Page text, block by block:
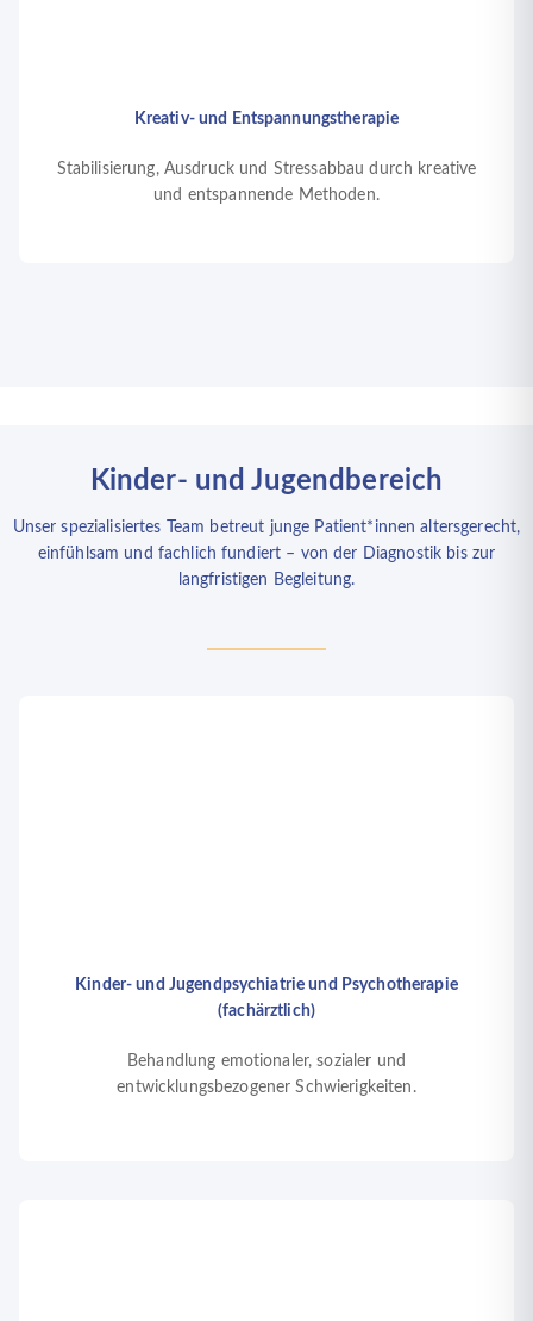
Kreativ- und Entspannungstherapie
Stabilisierung, Ausdruck und Stressabbau durch kreative
und entspannende Methoden.
Kinder- und Jugendbereich
Unser spezialisiertes Team betreut junge Patient*innen altersgerecht,
einfühlsam und fachlich fundiert – von der Diagnostik bis zur
langfristigen Begleitung.
Kinder- und Jugendpsychiatrie und Psychotherapie
(fachärztlich)
Behandlung emotionaler, sozialer und
entwicklungsbezogener Schwierigkeiten.